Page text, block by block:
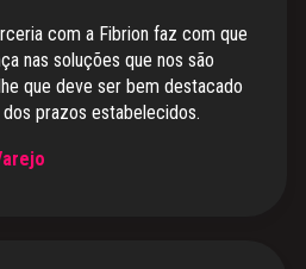
com a Fibrion faz com que
nas soluções que nos são
que deve ser bem destacado
prazos estabelecidos.